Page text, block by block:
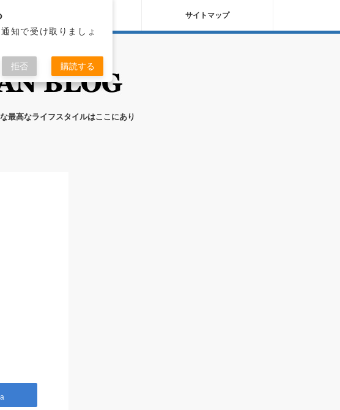
サイトマップ
最高なライフスタイルはここにあり
知で受け取りましょ
拒否 購読する